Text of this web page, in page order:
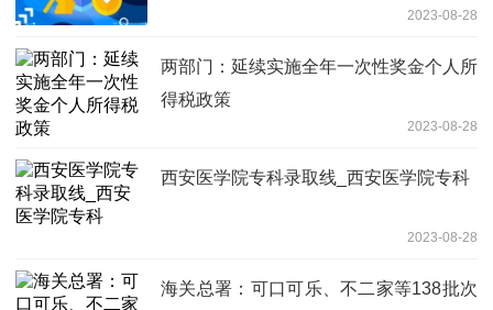
2023-08-28
两部门：延续实施全年一次性奖金个人所
得税政策
2023-08-28
西安医学院专科录取线_西安医学院专科
2023-08-28
海关总署：可口可乐、不二家等138批次